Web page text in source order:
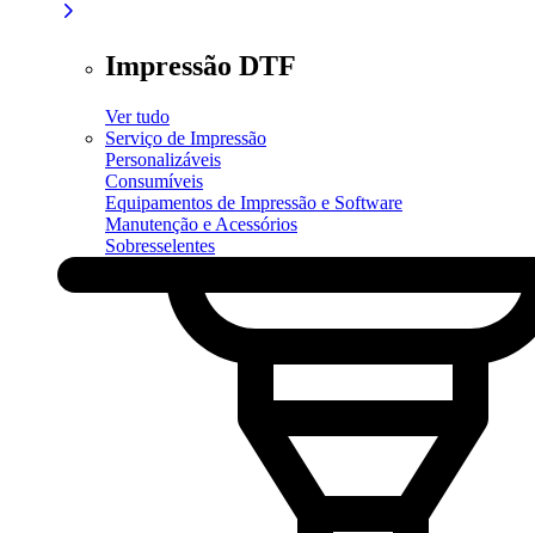
Impressão DTF
Ver tudo
Serviço de Impressão
Personalizáveis
Consumíveis
Equipamentos de Impressão e Software
Manutenção e Acessórios
Sobresselentes